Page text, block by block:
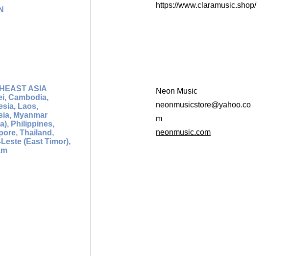
ASIA
Cambodia,
Laos,
Myanmar
Philippines,
Thailand,
(East Timor),
https://www.claramusic.shop/
Neon Music
neonmusicstore@yahoo.co
m
neonmusic.com